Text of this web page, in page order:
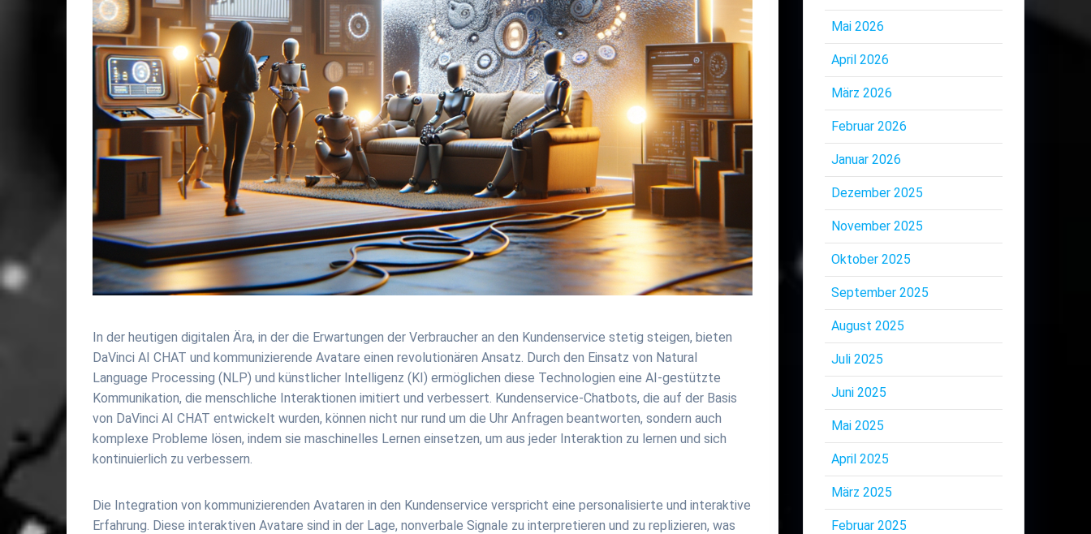
In der heutigen digitalen Ära, in der die Erwartungen der Verbraucher an den Kundenservice stetig steigen, bieten
DaVinci AI CHAT und kommunizierende Avatare einen revolutionären Ansatz. Durch den Einsatz von Natural
Language Processing (NLP) und künstlicher Intelligenz (KI) ermöglichen diese Technologien eine AI-gestützte
Kommunikation, die menschliche Interaktionen imitiert und verbessert. Kundenservice-Chatbots, die auf der Basis
von DaVinci AI CHAT entwickelt wurden, können nicht nur rund um die Uhr Anfragen beantworten, sondern auch
komplexe Probleme lösen, indem sie maschinelles Lernen einsetzen, um aus jeder Interaktion zu lernen und sich
kontinuierlich zu verbessern.
Die Integration von kommunizierenden Avataren in den Kundenservice verspricht eine personalisierte und interaktive
Erfahrung. Diese interaktiven Avatare sind in der Lage, nonverbale Signale zu interpretieren und zu replizieren, was
Mai 2026
April 2026
März 2026
Februar 2026
Januar 2026
Dezember 2025
November 2025
Oktober 2025
September 2025
August 2025
Juli 2025
Juni 2025
Mai 2025
April 2025
März 2025
Februar 2025